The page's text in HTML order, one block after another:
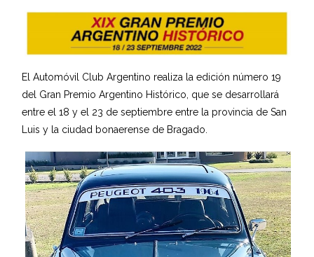
link
other
works.
admin
El Automóvil Club Argentino realiza la edición número 19
del Gran Premio Argentino Histórico, que se desarrollará
entre el 18 y el 23 de septiembre entre la provincia de San
Luis y la ciudad bonaerense de Bragado.